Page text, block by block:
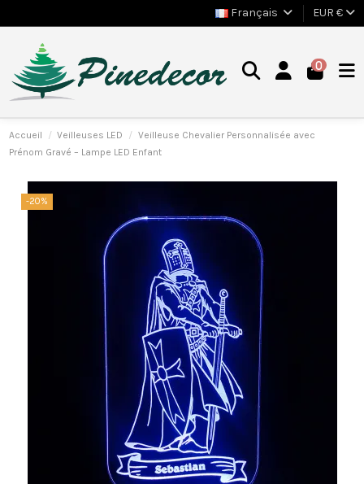
Français EUR €
0
Accueil Veilleuses LED
Veilleuse Chevalier Personnalisée avec
Prénom Gravé – Lampe LED Enfant
-20%